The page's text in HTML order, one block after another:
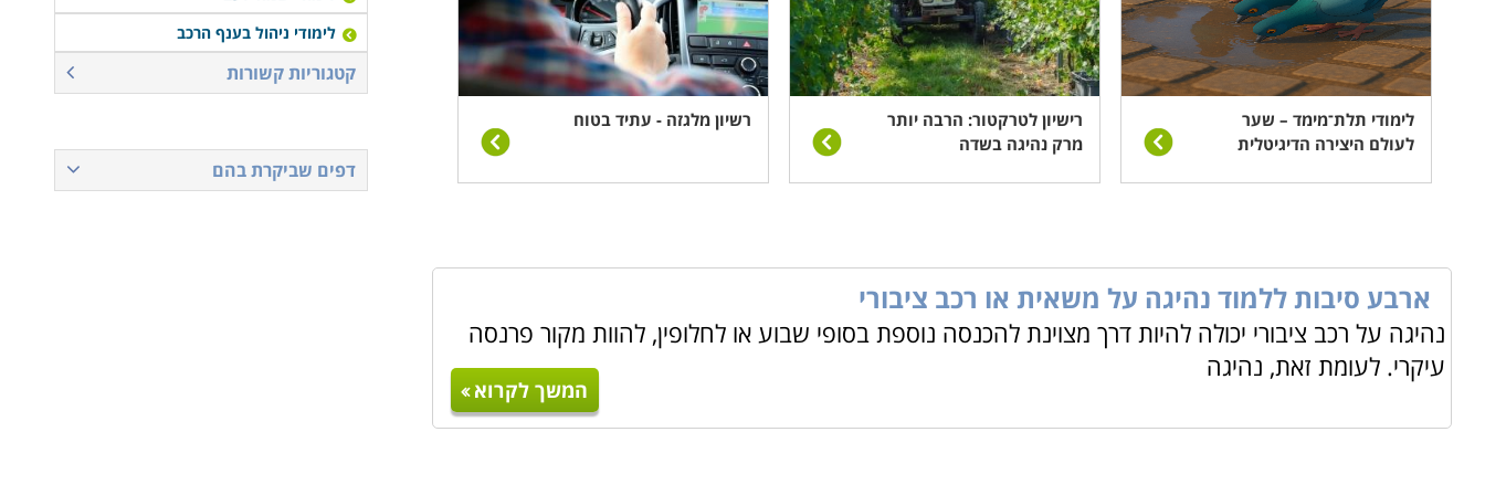
לימודי תלת־מימד – שער
לעולם היצירה הדיגיטלית
רישיון לטרקטור: הרבה יותר
מרק נהיגה בשדה
רשיון מלגזה - עתיד בטוח
ארבע סיבות ללמוד נהיגה על משאית או רכב ציבורי
נהיגה על רכב ציבורי יכולה להיות דרך מצוינת להכנסה נוספת בסופי שבוע או לחלופין, להוות מקור פרנסה
עיקרי. לעומת זאת, נהיגה
המשך לקרוא
לימודי ניהול בענף הרכב
קטגוריות קשורות
דפים שביקרת בהם